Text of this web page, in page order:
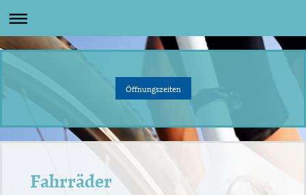
Öffnungszeiten
Fahrräder